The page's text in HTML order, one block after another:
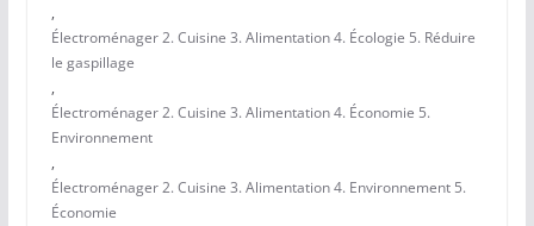
,
Électroménager 2. Cuisine 3. Alimentation 4. Écologie 5. Réduire
le gaspillage
,
Électroménager 2. Cuisine 3. Alimentation 4. Économie 5.
Environnement
,
Électroménager 2. Cuisine 3. Alimentation 4. Environnement 5.
Économie